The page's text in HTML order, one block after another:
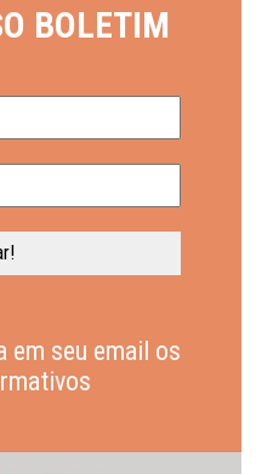
BOLETIM
em seu email os